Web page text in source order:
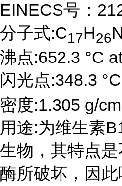
EINECS号：
分子式:C17H26N
沸点:652.3 °C
闪光点:348.3 °C
密度:1.305 g/cm
用途:为维生素
生物，其特点
酶所破坏，因